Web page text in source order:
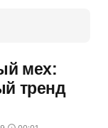
мех:
тренд